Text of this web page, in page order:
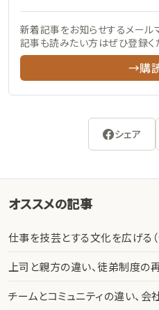
新着記事をお知らせするメール
記事も読みたい方はぜひ登録く
→購
シェア
オススメの記事
仕事を技芸とする文化を広げる
上司と親方の違い、徒弟制度の
チームとコミュニティの違い、会